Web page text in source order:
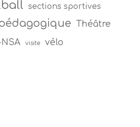
sections sportives
Théâtre
visite vélo